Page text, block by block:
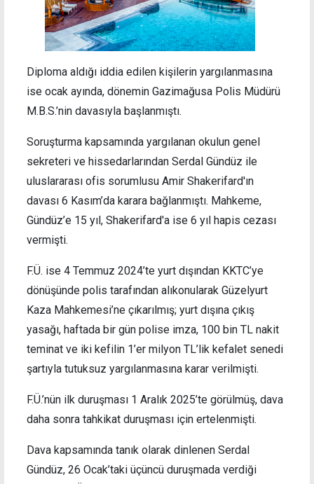
Diploma aldığı iddia edilen kişilerin yargılanmasına
ise ocak ayında, dönemin Gazimağusa Polis Müdürü
M.B.S.’nin davasıyla başlanmıştı.
Soruşturma kapsamında yargılanan okulun genel
sekreteri ve hissedarlarından Serdal Gündüz ile
uluslararası ofis sorumlusu Amir Shakerifard'ın
davası 6 Kasım’da karara bağlanmıştı. Mahkeme,
Gündüz’e 15 yıl, Shakerifard'a ise 6 yıl hapis cezası
vermişti.
F.Ü. ise 4 Temmuz 2024’te yurt dışından KKTC’ye
dönüşünde polis tarafından alıkonularak Güzelyurt
Kaza Mahkemesi’ne çıkarılmış; yurt dışına çıkış
yasağı, haftada bir gün polise imza, 100 bin TL nakit
teminat ve iki kefilin 1’er milyon TL’lik kefalet senedi
şartıyla tutuksuz yargılanmasına karar verilmişti.
F.Ü.’nün ilk duruşması 1 Aralık 2025’te görülmüş, dava
daha sonra tahkikat duruşması için ertelenmişti.
Dava kapsamında tanık olarak dinlenen Serdal
Gündüz, 26 Ocak’taki üçüncü duruşmada verdiği